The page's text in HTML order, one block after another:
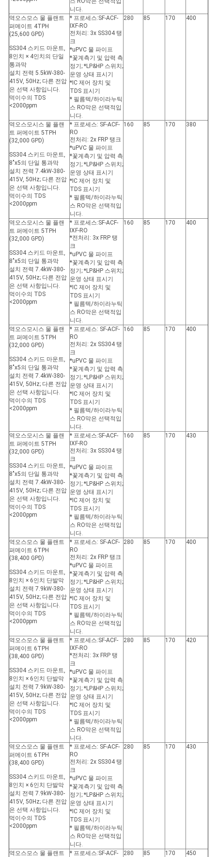
니다.
역오스모스 물 플랜트
퍼메이트 4TPH
(25,600 GPD)
SS304 스키드 마운트,
8인치 × 4인치의 단일
통과막
설치 전력 5.5kW-380-
415V, 50Hz; 다른 전압
은 선택 사항입니다.
먹이수의 TDS
<2000ppm
* 프로세스:SF-ACF-
IXF-RO
전처리: 3x SS304 탱
크
*uPVC 물 파이프
*꽃계측기 및 압력 측
정기; *LP&HP 스위치;
운영 상태 표시기
*IC 제어 장치 및
TDS 표시기
* 필름텍/하이라누틱
스 RO막은 선택적입
니다.
280 85 170 400
역오스모시스 물 플랜
트 퍼메이트 5TPH
(32,000 GPD)
SS304 스키드 마운트,
8"x5의 단일 통과막
설치 전력 7.4kW-380-
415V, 50Hz; 다른 전압
은 선택 사항입니다.
먹이수의 TDS
<2000ppm
* 프로세스: SF-ACF-
RO
전처리: 2x FRP 탱크
*uPVC 물 파이프
*꽃계측기 및 압력 측
정기; *LP&HP 스위치;
운영 상태 표시기
*IC 제어 장치 및
TDS 표시기
* 필름텍/하이라누틱
스 RO막은 선택적입
니다.
160 85 170 380
역오스모시스 물 플랜
트 퍼메이트 5TPH
(32,000 GPD)
SS304 스키드 마운트,
8"x5의 단일 통과막
설치 전력 7.4kW-380-
415V, 50Hz; 다른 전압
은 선택 사항입니다.
먹이수의 TDS
<2000ppm
* 프로세스:SF-ACF-
IXF-RO
*전처리: 3x FRP 탱
크
*uPVC 물 파이프
*꽃계측기 및 압력 측
정기; *LP&HP 스위치;
운영 상태 표시기
*IC 제어 장치 및
TDS 표시기
* 필름텍/하이라누틱
스 RO막은 선택적입
니다.
160 85 170 400
역오스모시스 물 플랜
트 퍼메이트 5TPH
(32,000 GPD)
SS304 스키드 마운트,
8"x5의 단일 통과막
설치 전력 7.4kW-380-
415V, 50Hz; 다른 전압
은 선택 사항입니다.
먹이수의 TDS
<2000ppm
* 프로세스: SF-ACF-
RO
전처리: 2x SS304 탱
크
*uPVC 물 파이프
*꽃계측기 및 압력 측
정기; *LP&HP 스위치;
운영 상태 표시기
*IC 제어 장치 및
TDS 표시기
* 필름텍/하이라누틱
스 RO막은 선택적입
니다.
160 85 170 400
역오스모시스 물 플랜
트 퍼메이트 5TPH
(32,000 GPD)
SS304 스키드 마운트,
8"x5의 단일 통과막
설치 전력 7.4kW-380-
415V, 50Hz; 다른 전압
은 선택 사항입니다.
먹이수의 TDS
<2000ppm
* 프로세스:SF-ACF-
IXF-RO
전처리: 3x SS304 탱
크
*uPVC 물 파이프
*꽃계측기 및 압력 측
정기; *LP&HP 스위치;
운영 상태 표시기
*IC 제어 장치 및
TDS 표시기
* 필름텍/하이라누틱
스 RO막은 선택적입
니다.
160 85 170 430
역오스모스 물 플랜트
퍼메이트 6TPH
(38,400 GPD)
SS304 스키드 마운트,
8인치 × 6인치 단발막
설치 전력 7.9kW-380-
415V, 50Hz; 다른 전압
은 선택 사항입니다.
먹이수의 TDS
<2000ppm
* 프로세스: SF-ACF-
RO
전처리: 2x FRP 탱크
*uPVC 물 파이프
*꽃계측기 및 압력 측
정기; *LP&HP 스위치;
운영 상태 표시기
*IC 제어 장치 및
TDS 표시기
* 필름텍/하이라누틱
스 RO막은 선택적입
니다.
280 85 170 400
역오스모스 물 플랜트
퍼메이트 6TPH
(38,400 GPD)
SS304 스키드 마운트,
8인치 × 6인치 단발막
설치 전력 7.9kW-380-
415V, 50Hz; 다른 전압
은 선택 사항입니다.
먹이수의 TDS
<2000ppm
* 프로세스:SF-ACF-
IXF-RO
*전처리: 3x FRP 탱
크
*uPVC 물 파이프
*꽃계측기 및 압력 측
정기; *LP&HP 스위치;
운영 상태 표시기
*IC 제어 장치 및
TDS 표시기
* 필름텍/하이라누틱
스 RO막은 선택적입
니다.
280 85 170 420
역오스모스 물 플랜트
퍼메이트 6TPH
(38,400 GPD)
SS304 스키드 마운트,
8인치 × 6인치 단발막
설치 전력 7.9kW-380-
415V, 50Hz; 다른 전압
은 선택 사항입니다.
먹이수의 TDS
<2000ppm
* 프로세스: SF-ACF-
RO
전처리: 2x SS304 탱
크
*uPVC 물 파이프
*꽃계측기 및 압력 측
정기; *LP&HP 스위치;
운영 상태 표시기
*IC 제어 장치 및
TDS 표시기
* 필름텍/하이라누틱
스 RO막은 선택적입
니다.
280 85 170 430
역오스모스 물 플랜트 * 프로세스:SF-ACF- 280 85 170 450